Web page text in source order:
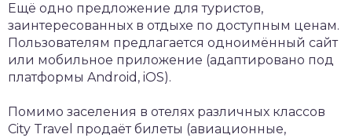
Ещё одно предложение для туристов,
заинтересованных в отдыхе по доступным ценам.
Пользователям предлагается одноимённый сайт
или мобильное приложение (адаптировано под
платформы Android, iOS).
Помимо заселения в отелях различных классов
City Travel продаёт билеты (авиационные,